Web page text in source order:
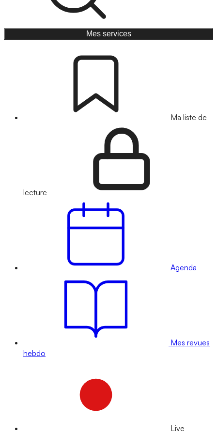
Mes services
Ma liste de
lecture
Agenda
Mes revues
hebdo
Live